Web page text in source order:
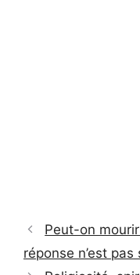
Peut-on mourir
réponse n’est pas